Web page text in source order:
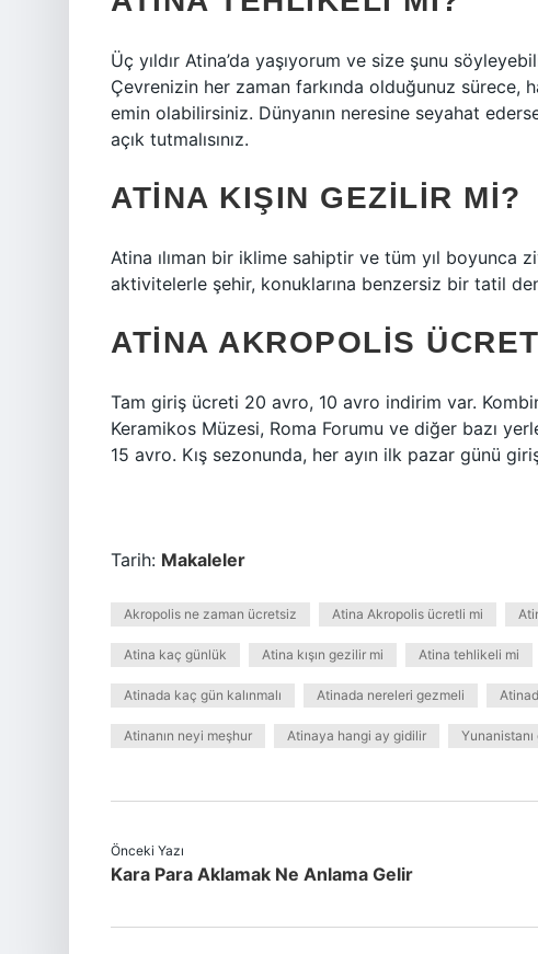
Üç yıldır Atina’da yaşıyorum ve size şunu
Çevrenizin her zaman farkında olduğunuz sürece,
emin olabilirsiniz. Dünyanın neresine seyahat
açık tutmalısınız.
ATINA KIŞIN GEZILIR MI?
Atina ılıman bir iklime sahiptir ve tüm yıl boyunca
aktivitelerle şehir, konuklarına benzersiz bir tatil
ATINA AKROPOLIS
Tam giriş ücreti 20 avro, 10 avro indirim var.
Keramikos Müzesi, Roma Forumu ve diğer bazı
15 avro. Kış sezonunda, her ayın ilk pazar günü
Tarih: Makaleler
Akropolis ne zaman ücretsiz Atina Akropolis ücretli mi
Atina kaç günlük Atina kışın gezilir mi Atina tehlikeli mi
Atinada kaç gün kalınmalı Atinada nereleri gezmeli
Atinanın neyi meşhur Atinaya hangi ay gidilir
Önceki Yazı
Kara Para Aklamak Ne Anlama Gelir